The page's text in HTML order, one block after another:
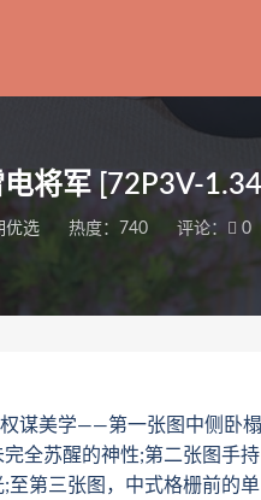
将军 [72P3V-
优选 热度：740 评论： 0
谋美学——第一张图中侧卧榻
全苏醒的神性;第二张图手持
至第三张图，中式格栅前的单